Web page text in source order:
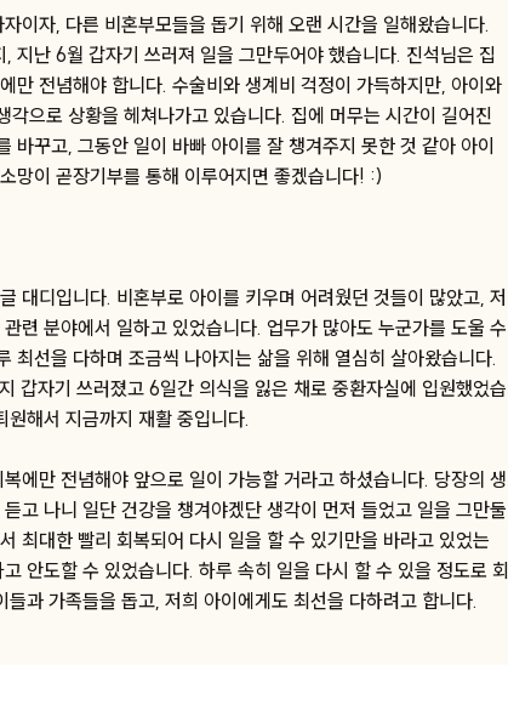
이자, 다른 비혼부모들을 돕기 위해 오랜 시간을 일해왔습니다.
지난 6월 갑자기 쓰러져 일을 그만두어야 했습니다. 진석님은 집
만 전념해야 합니다. 수술비와 생계비 걱정이 가득하지만, 아이와
각으로 상황을 헤쳐나가고 있습니다. 집에 머무는 시간이 길어진
바꾸고, 그동안 일이 바빠 아이를 잘 챙겨주지 못한 것 같아 아이
망이 곧장기부를 통해 이루어지면 좋겠습니다! :)
대디입니다. 비혼부로 아이를 키우며 어려웠던 것들이 많았고, 저
련 분야에서 일하고 있었습니다. 업무가 많아도 누군가를 도울 수
최선을 다하며 조금씩 나아지는 삶을 위해 열심히 살아왔습니다.
갑자기 쓰러졌고 6일간 의식을 잃은 채로 중환자실에 입원했었습
해서 지금까지 재활 중입니다.
에만 전념해야 앞으로 일이 가능할 거라고 하셨습니다. 당장의 생
고 나니 일단 건강을 챙겨야겠단 생각이 먼저 들었고 일을 그만둘
최대한 빨리 회복되어 다시 일을 할 수 있기만을 바라고 있었는
안도할 수 있었습니다. 하루 속히 일을 다시 할 수 있을 정도로 회
과 가족들을 돕고, 저희 아이에게도 최선을 다하려고 합니다.